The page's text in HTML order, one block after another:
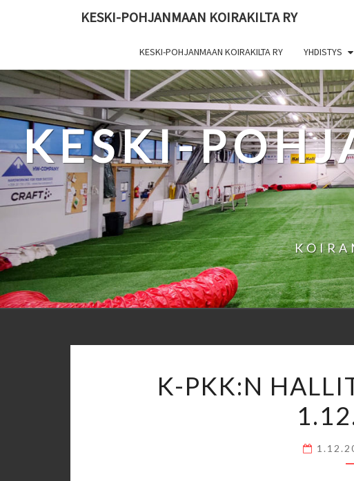
KESKI-POHJANMAAN KOIRAKILTA RY
KESKI-POHJANMAAN KOIRAKILTA RY YHDISTYS
KESKI-
K-PKK:N